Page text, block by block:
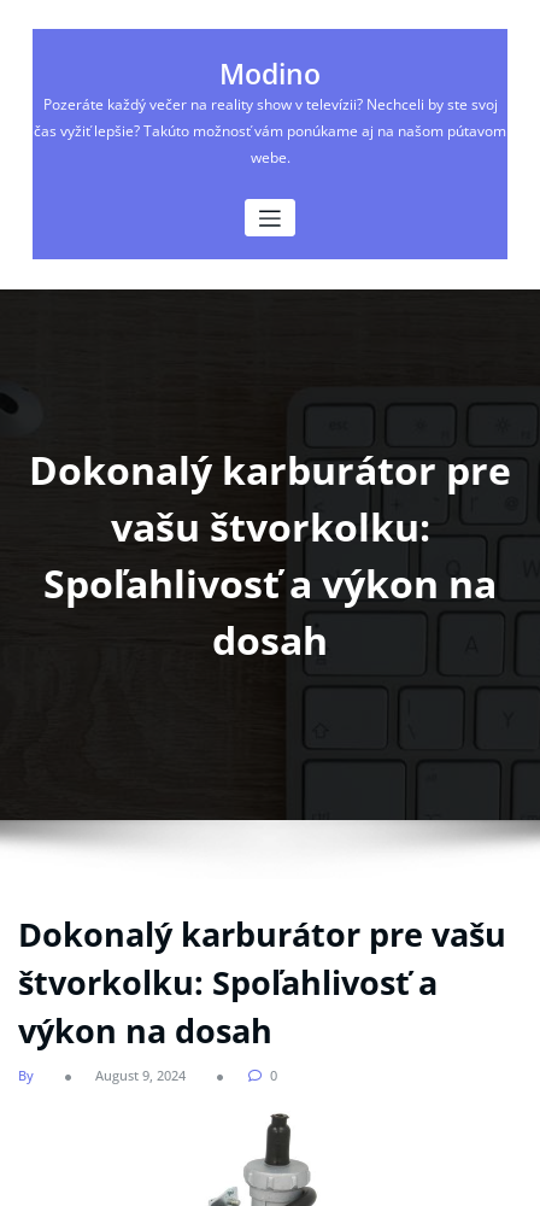
Modino
Pozeráte každý večer na reality show v televízii? Nechceli by ste svoj
čas vyžiť lepšie? Takúto možnosť vám ponúkame aj na našom pútavom
webe.
Dokonalý karburátor pre
vašu štvorkolku:
Spoľahlivosť a výkon na
dosah
Dokonalý karburátor pre vašu
štvorkolku: Spoľahlivosť a
výkon na dosah
By August 9, 2024 0